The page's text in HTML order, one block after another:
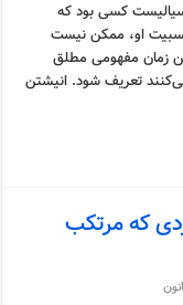
کسی بود که
او، ممکن نیست
زمان مفهومی مطلق
تعریف شود. انیشتن
که مرتکب